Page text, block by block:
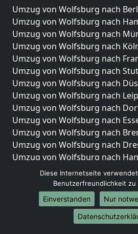
Umzug von Wolfsburg nach
Umzug von Wolfsburg nach
Umzug von Wolfsburg nach
Umzug von Wolfsburg nach
Umzug von Wolfsburg nach
Umzug von Wolfsburg nach
Umzug von Wolfsburg nach
Umzug von Wolfsburg nach
Umzug von Wolfsburg nach
Umzug von Wolfsburg nach
Umzug von Wolfsburg nach
Umzug von Wolfsburg nach
Umzug von Wolfsburg nach
Umzug von Wolfsburg nach
Umzug von Wolfsburg nach
Umzug von Wolfsburg nach
Umzug von Wolfsburg nach
Umzug von Wolfsburg nach
Diese Internetseite
Benutzerfreundlichkeit zu
Einverstanden
Nur